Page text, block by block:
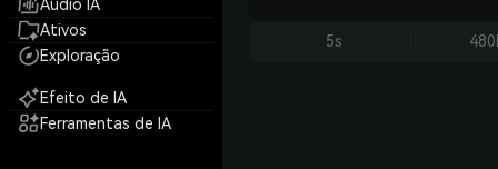
Áudio IA
Ativos
Exploração
Efeito de IA
Ferramentas de IA
5s